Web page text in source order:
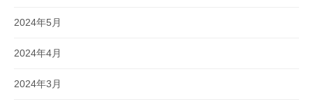
2024年5月
2024年4月
2024年3月